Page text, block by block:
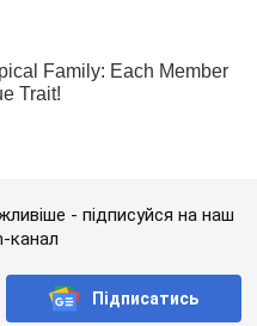
- підписуйся на наш
канал
Підписатись